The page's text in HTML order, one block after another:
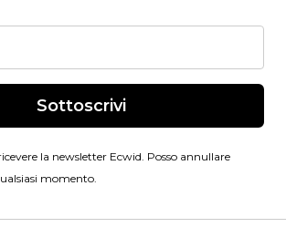
Sottoscrivi
la newsletter Ecwid. Posso annullare
momento.